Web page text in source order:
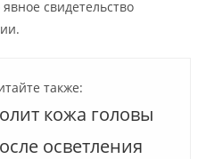
свидетельство
также:
кожа головы
осветления